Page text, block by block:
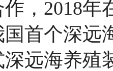
，2018年
国首个深远
远海养殖